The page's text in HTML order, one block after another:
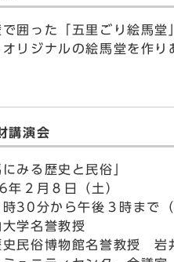
囲った「五里ごり絵馬堂
リジナルの絵馬堂を作り
講演会
る歴史と民俗」
２月８日（土）
ら午後３時まで（受
学名誉教授
博物館名誉教授 岩